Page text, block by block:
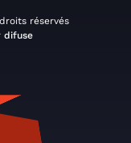
réservés
difuse